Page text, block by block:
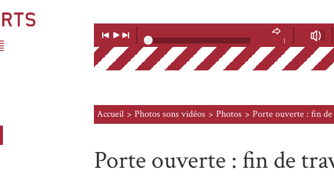
Lecteur
Soundcloud
Musique
précédente
LectureMusique
suivante
Volume
|
Accueil Photos sons vidéos Photos Porte ouverte : fin
Porte ouverte : fin de